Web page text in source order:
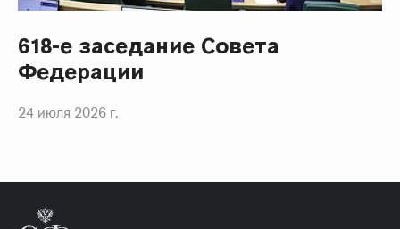
618-е заседание Совета
Федерации
24 июля 2026 г.